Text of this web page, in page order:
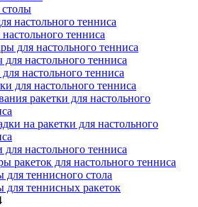
тенниса
для настольного тенниса
настольного тенниса
для настольного тенниса
ракетки для настольного
на ракетки для настольного
для настольного тенниса
ракеток для настольного тенниса
для теннисного стола
для теннисных ракеток